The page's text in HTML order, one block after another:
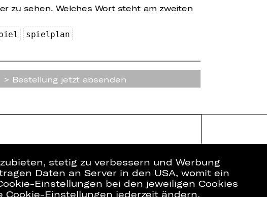
zu sehen. Welches Wort steht am zweiten
l
ie elpl n
a
spi
Bestellung jetzt absenden
stetig zu verbessern und Werbung
Daten an Server in den USA, womit ein
Einstellungen bei den jeweiligen Cookies
Einstellungen jederzeit ändern.